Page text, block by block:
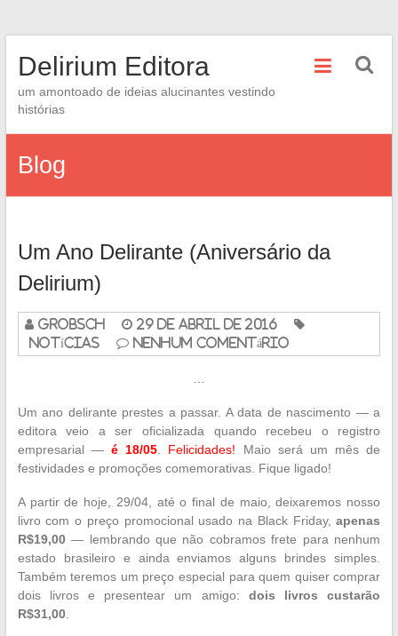
Delirium Editora
um amontoado de ideias alucinantes vestindo
histórias
Blog
Um Ano Delirante (Aniversário da
Delirium)
grobsch
29 de abril de 2016
Notícias
Nenhum Comentário
Um ano delirante prestes a passar. A data de nascimento — a
editora veio a ser oficializada quando recebeu o registro
empresarial —é 18/05 Felicidades! Maio será um mês de
festividades e promoções comemorativas. Fique ligado!
A partir de hoje, 29/04, até o final de maio, deixaremos nosso
livro com o preço promocional usado na Black Friday,apenas
R$19,00— lembrando que não cobramos frete para nenhum
estado brasileiro e ainda enviamos alguns brindes simples.
Também teremos um preço especial para quem quiser comprar
dois livros e presentear um amigo: dois livros custarão
R$31,00.